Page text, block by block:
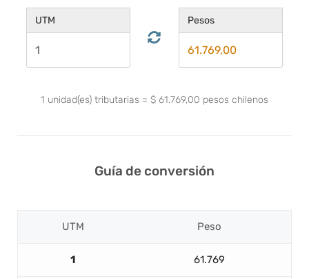
UTM Pesos
1 unidad(es) tributarias = $ 61.769,00 pesos chilenos
Guía de conversión
UTM Peso
1 61.769